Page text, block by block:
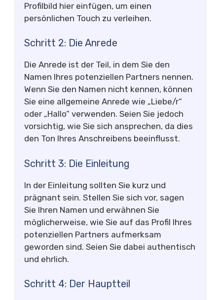
Profilbild hier einfügen, um einen
persönlichen Touch zu verleihen.
Schritt 2: Die Anrede
Die Anrede ist der Teil, in dem Sie den
Namen Ihres potenziellen Partners nennen.
Wenn Sie den Namen nicht kennen, können
Sie eine allgemeine Anrede wie „Liebe/r“
oder „Hallo“ verwenden. Seien Sie jedoch
vorsichtig, wie Sie sich ansprechen, da dies
den Ton Ihres Anschreibens beeinflusst.
Schritt 3: Die Einleitung
In der Einleitung sollten Sie kurz und
prägnant sein. Stellen Sie sich vor, sagen
Sie Ihren Namen und erwähnen Sie
möglicherweise, wie Sie auf das Profil Ihres
potenziellen Partners aufmerksam
geworden sind. Seien Sie dabei authentisch
und ehrlich.
Schritt 4: Der Hauptteil